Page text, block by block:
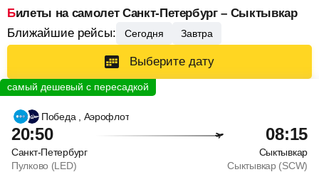
Билеты на самолет Санкт-Петербург – Сыктывкар
Ближайшие рейсы:
Сегодня Завтра
Выберите дату
Победа , Аэрофлот
20:50 08:15
Санкт-Петербург
Сыктывкар
Пулково (LED)
Сыктывкар (SCW)